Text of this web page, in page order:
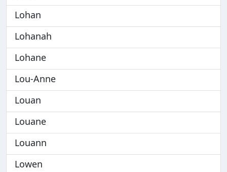
Lohan
Lohanah
Lohane
Lou-Anne
Louan
Louane
Louann
Lowen